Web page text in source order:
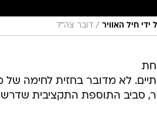
חיל האוויר / דובר צה"ל
לא מדובר בחזית לחימה של